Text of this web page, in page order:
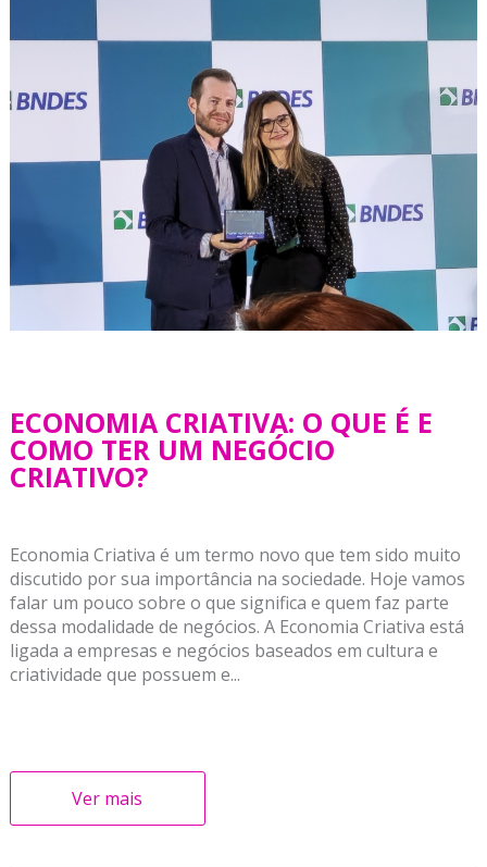
ECONOMIA CRIATIVA: O QUE É E
COMO TER UM NEGÓCIO
CRIATIVO?
Economia Criativa é um termo novo que tem sido muito
discutido por sua importância na sociedade. Hoje vamos
falar um pouco sobre o que significa e quem faz parte
dessa modalidade de negócios. A Economia Criativa está
ligada a empresas e negócios baseados em cultura e
criatividade que possuem e...
Ver mais